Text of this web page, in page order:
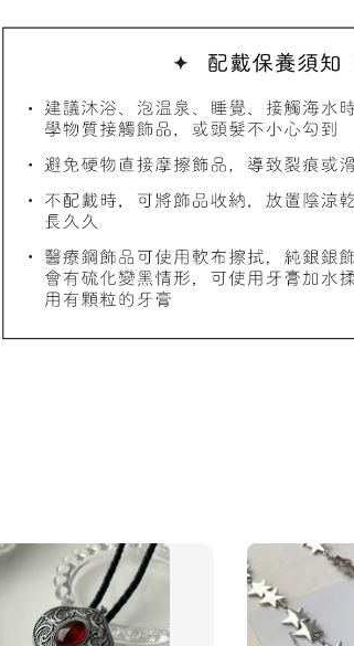
加入購物車
NT$ 98
加入購物車